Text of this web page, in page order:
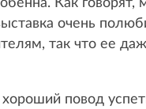
Как говорят,
очень
так что ее
повод